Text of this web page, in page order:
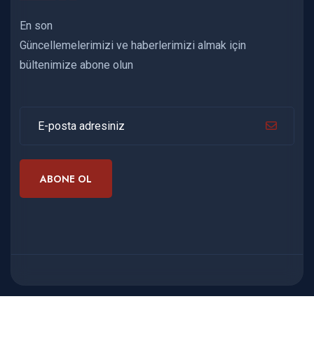
En son
Güncellemelerimizi ve haberlerimizi almak için
bültenimize abone olun
ABONE OL